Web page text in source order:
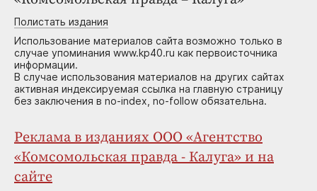
Полистать издания
Использование материалов сайта возможно только в
случае упоминания www.kp40.ru как первоисточника
информации.
В случае использования материалов на других сайтах
активная индексируемая ссылка на главную страницу
без заключения в no-index, no-follow обязательна.
Реклама в изданиях ООО «Агентство
«Комсомольская правда - Калуга» и на
сайте